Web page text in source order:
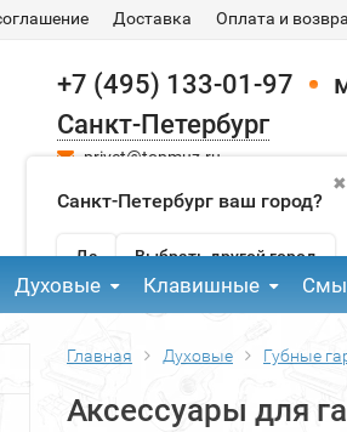
Доставка Оплата и
+7 (495) 133-01-97
Санкт-Петербург
✖
Санкт-Петербург ваш город?
Да Выбрать другой город
privet@topmuz.ru
Духовые Клавишные
Главная Духовые Губные
Аксессуары для